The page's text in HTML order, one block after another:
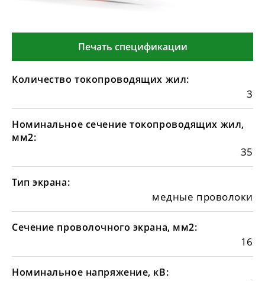
Печать спецификации
Количество токопроводящих жил:
3
Номинальное сечение токопроводящих жил,
мм2:
35
Тип экрана:
медные проволоки
Сечение проволочного экрана, мм2:
16
Номинальное напряжение, кВ: